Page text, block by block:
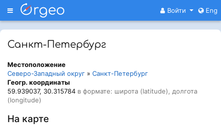
Меню Войти Eng
Санкт-Петербург
Местоположение
Северо-Западный округ » Санкт-Петербург
Геогр. координаты
59.939037, 30.315784 в формате: широта (latitude), долгота
(longitude)
На карте